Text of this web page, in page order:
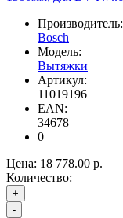
Производитель:
Bosch
Модель:
Вытяжки
Артикул:
11019196
EAN:
34678
0
Цена: 18 778.00 р.
Количество:
+
-